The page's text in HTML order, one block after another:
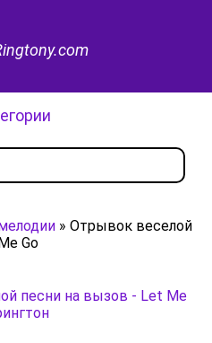
» Отрывок веселой
Go
песни на вызов - Let Me